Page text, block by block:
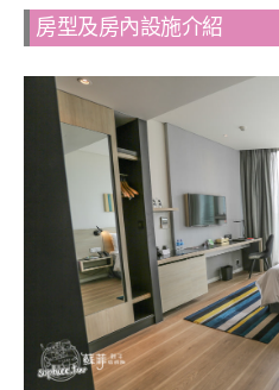
房型及房內設施介紹